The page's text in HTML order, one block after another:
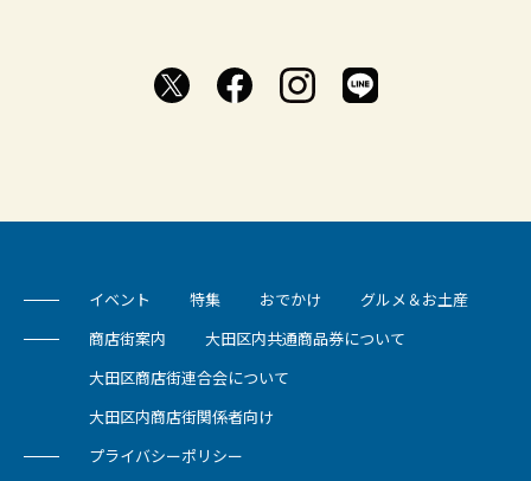
イベント 特集 おでかけ グルメ＆お土産
商店街案内 大田区内共通商品券について
大田区商店街連合会について
大田区内商店街関係者向け
プライバシーポリシー